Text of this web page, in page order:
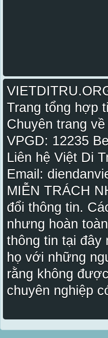
Trang tổng hợp
Chuyên trang
VPGD: 12235
Liên hệ Việt Di
Email:
MIỄN TRÁCH
đổi thông tin.
nhưng hoàn
thông tin tại đây
họ với những
rằng không
chuyên nghiệp